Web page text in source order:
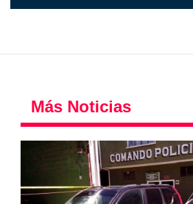
Más Noticias